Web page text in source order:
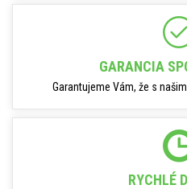
GARANCIA
Garantujeme Vám, že s
RYCHLÉ